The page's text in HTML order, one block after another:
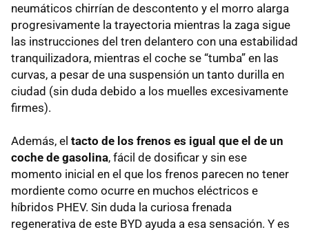
neumáticos chirrían de descontento y el morro alarga
progresivamente la trayectoria mientras la zaga sigue
las instrucciones del tren delantero con una estabilidad
tranquilizadora, mientras el coche se “tumba” en las
curvas, a pesar de una suspensión un tanto durilla en
ciudad (sin duda debido a los muelles excesivamente
firmes).
Además, el tacto de los frenos es igual que el de un
coche de gasolina, fácil de dosificar y sin ese
momento inicial en el que los frenos parecen no tener
mordiente como ocurre en muchos eléctricos e
híbridos PHEV. Sin duda la curiosa frenada
regenerativa de este BYD ayuda a esa sensación. Y es